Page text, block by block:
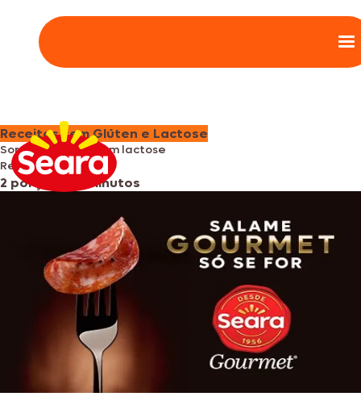
Receitas sem Glúten e Lactose
Sorvete caseiro sem lactose
Refrescante leve
2 porções 15 minutos